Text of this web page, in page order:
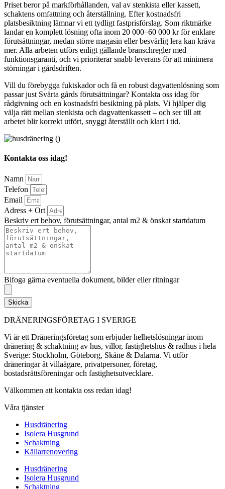
Priset beror på markförhållanden, val av stenkista eller kassett,
schaktens omfattning och återställning. Efter kostnadsfri
platsbesiktning lämnar vi ett tydligt fastprisförslag. Som riktmärke
landar en komplett lösning ofta inom 20 000–60 000 kr för enklare
förutsättningar, medan större magasin eller besvärlig lera kan kräva
mer. Alla arbeten utförs enligt gällande branschregler med
funktionsgaranti, och vi prioriterar snabb leverans för att minimera
störningar i gårdsdriften.
Vill du förebygga fuktskador och få en robust dagvattenlösning som
passar just Svärta gårds förutsättningar? Kontakta oss idag för
rådgivning och en kostnadsfri besiktning på plats. Vi hjälper dig
välja rätt mellan stenkista och dagvattenkassett – och ser till att
arbetet blir korrekt utfört, snyggt återställt och klart i tid.
Kontakta oss idag!
Namn
Telefon
Email
Adress + Ort
Beskriv ert behov, förutsättningar, antal m2 & önskat startdatum
Bifoga gärna eventuella dokument, bilder eller ritningar
Skicka
DRÄNERINGSFÖRETAG I SVERIGE
Vi är ett Dräneringsföretag som erbjuder helhetslösningar inom
dränering & schaktning av hus, villor, fastighetshus & radhus i hela
Sverige: Stockholm, Göteborg, Skåne & Dalarna. Vi utför
dräneringar åt villaägare, privatpersoner, företag,
bostadsrättsföreningar och fastighetsutvecklare.
Välkommen att kontakta oss redan idag!
Våra tjänster
Husdränering
Isolera Husgrund
Schaktning
Källarrenovering
Husdränering
Isolera Husgrund
Schaktning